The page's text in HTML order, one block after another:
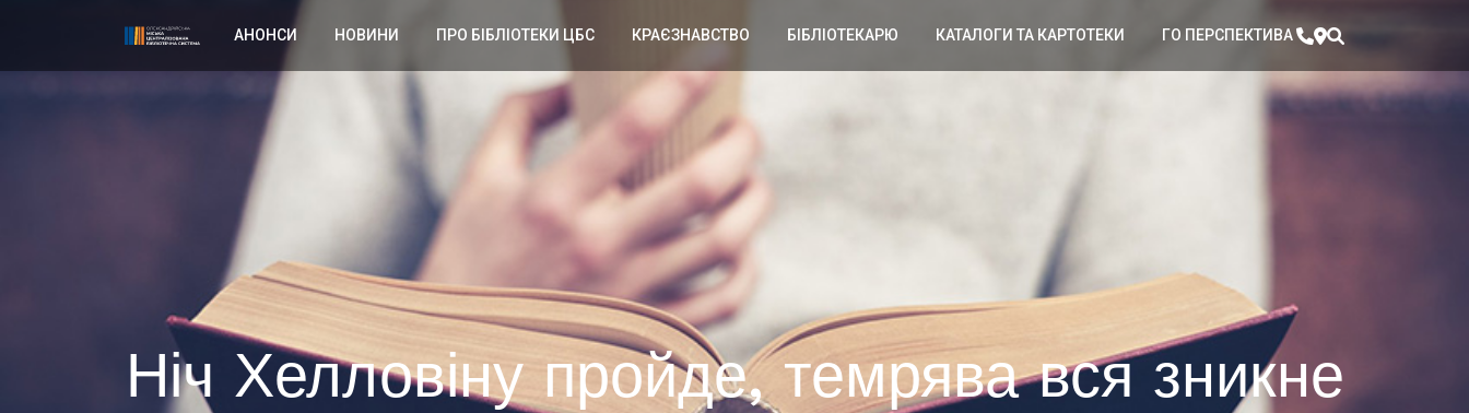
АНОНСИ НОВИНИ ПРО БІБЛІОТЕКИ ЦБС КРАЄЗНАВСТВО БІБЛІОТЕКАРЮ КАТАЛОГИ ТА КАРТОТЕКИ ГО ПЕРСПЕКТИВА
Ніч Хелловіну пройде, темрява вся зникне